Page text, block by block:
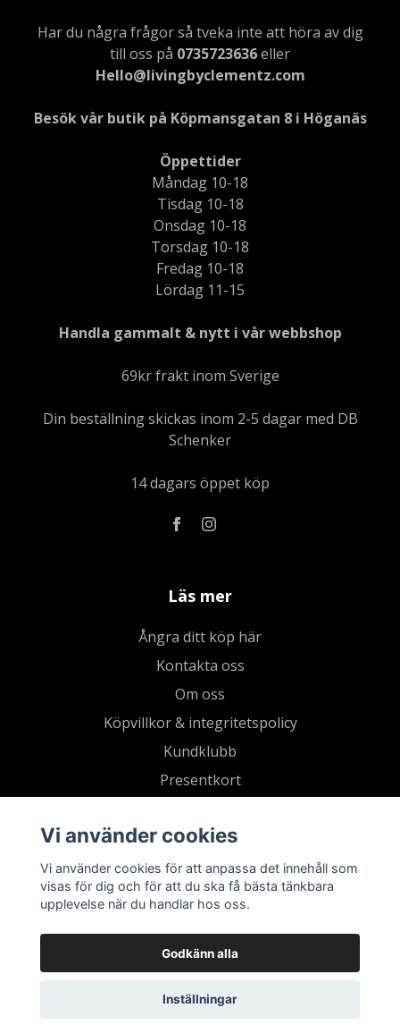
Har du några frågor så tveka inte att höra av dig
till oss på 0735723636eller
Hello@livingbyclementz.com
Besök vår butik på Köpmansgatan 8 i Höganäs
Öppettider
Måndag 10-18
Tisdag 10-18
Onsdag 10-18
Torsdag 10-18
Fredag 10-18
Lördag 11-15
Handla gammalt & nytt i vår webbshop
69kr frakt inom Sverige
Din beställning skickas inom 2-5 dagar med DB
Schenker
14 dagars öppet köp
Läs mer
Ångra ditt köp här
Kontakta oss
Om oss
Köpvillkor & integritetspolicy
Kundklubb
Presentkort
© 2026 Living by Clementz
Vi använder cookies
Vi använder cookies för att anpassa det innehåll som
visas för dig och för att du ska få bästa tänkbara
upplevelse när du handlar hos oss.
Godkänn alla
Inställningar